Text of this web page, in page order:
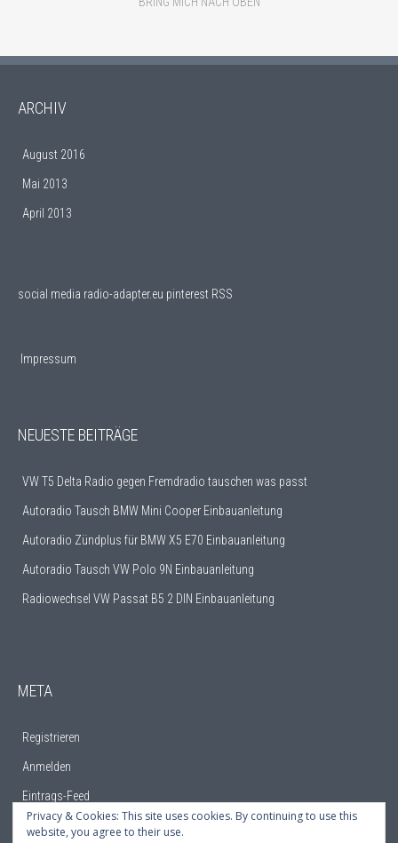
ARCHIV
August 2016
Mai 2013
April 2013
social media radio-adapter.eu pinterest RSS
Impressum
NEUESTE BEITRÄGE
VW T5 Delta Radio gegen Fremdradio tauschen was passt
Autoradio Tausch BMW Mini Cooper Einbauanleitung
Autoradio Zündplus für BMW X5 E70 Einbauanleitung
Autoradio Tausch VW Polo 9N Einbauanleitung
Radiowechsel VW Passat B5 2 DIN Einbauanleitung
META
Registrieren
Anmelden
Eintrags-Feed
Kommentar-Feed
Privacy & Cookies: This site uses cookies. By continuing to use this
website, you agree to their use.